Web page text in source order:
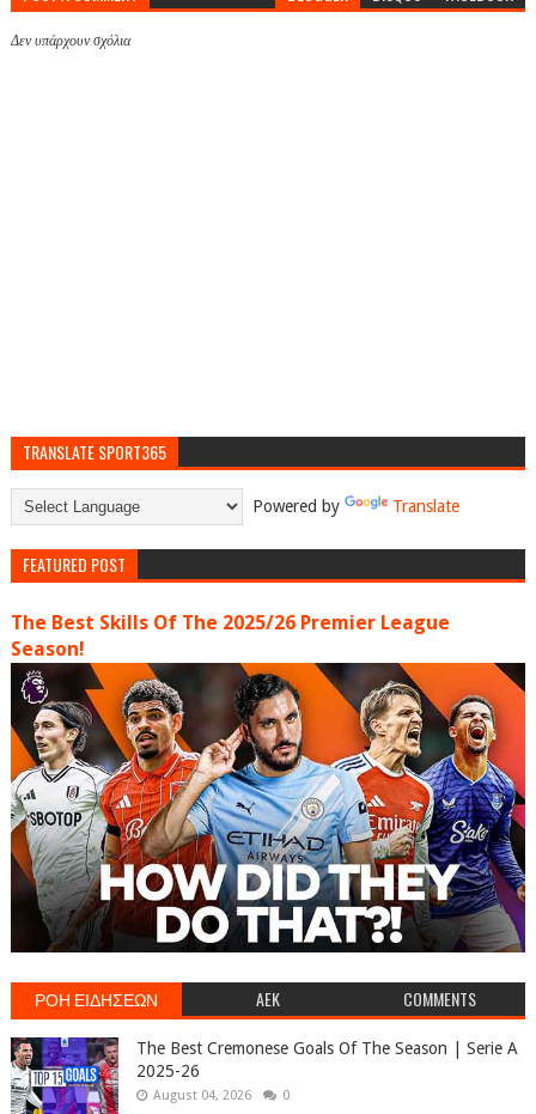
Δεν υπάρχουν σχόλια
TRANSLATE SPORT365
Powered by Translate
FEATURED POST
The Best Skills Of The 2025/26 Premier League
Season!
ΡΟΗ ΕΙΔΗΣΕΩΝ AEK COMMENTS
The Best Cremonese Goals Of The Season | Serie A
2025-26
August 04, 2026 0